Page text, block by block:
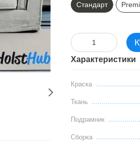
Стандарт
Характеристики
Краска
Ткань
Подрамник
Сборка